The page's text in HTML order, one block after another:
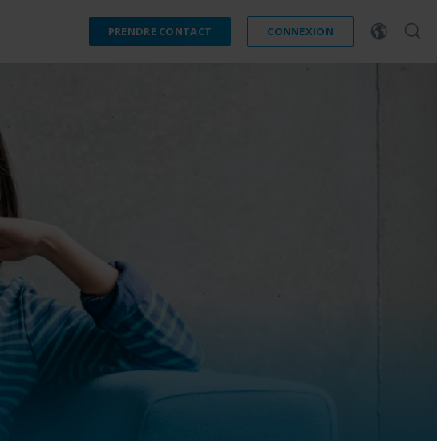
PRENDRE CONTACT CONNEXION